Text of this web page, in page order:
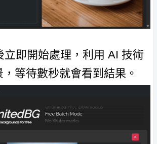
立即開始處理，利用 AI 技術
等待數秒就會看到結果。